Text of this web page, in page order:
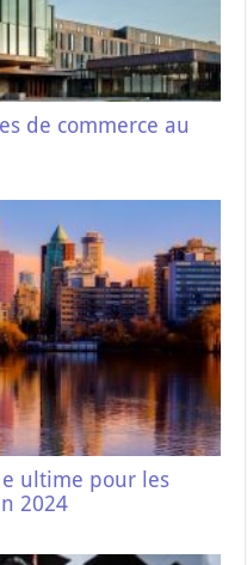
de commerce au
ultime pour les
2024